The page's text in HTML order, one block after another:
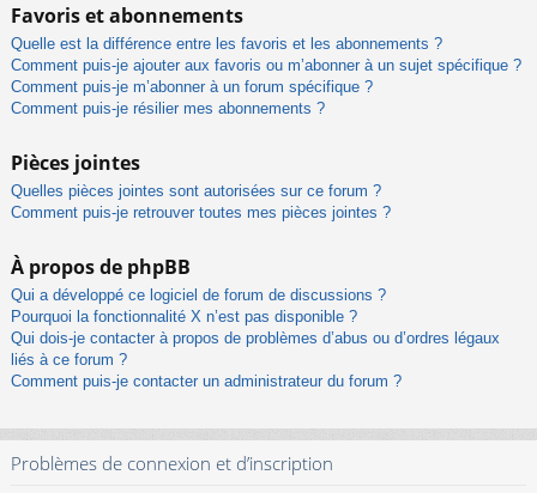
Favoris et abonnements
Quelle est la différence entre les favoris et les abonnements ?
Comment puis-je ajouter aux favoris ou m’abonner à un sujet spécifique ?
Comment puis-je m’abonner à un forum spécifique ?
Comment puis-je résilier mes abonnements ?
Pièces jointes
Quelles pièces jointes sont autorisées sur ce forum ?
Comment puis-je retrouver toutes mes pièces jointes ?
À propos de phpBB
Qui a développé ce logiciel de forum de discussions ?
Pourquoi la fonctionnalité X n’est pas disponible ?
Qui dois-je contacter à propos de problèmes d’abus ou d’ordres légaux
liés à ce forum ?
Comment puis-je contacter un administrateur du forum ?
Problèmes de connexion et d’inscription